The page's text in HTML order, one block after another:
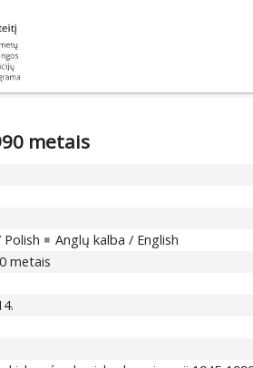
metais
Anglų kalba / English
metais